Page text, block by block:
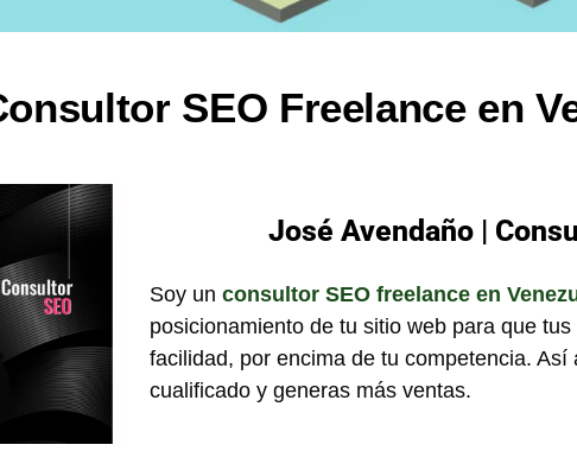
SEO Freelance en
José Avendaño |
Soy un consultor SEO freelance en
posicionamiento de tu sitio web para que
facilidad, por encima de tu competencia.
cualificado y generas más ventas.